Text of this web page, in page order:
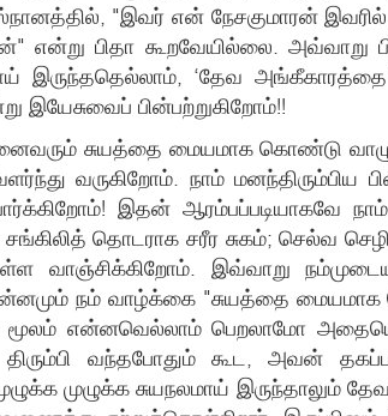
"இவர் என் நேசகுமாரன் இவரில்
பிதா கூறவேயில்லை. அவ்வாறு
இருந்ததெல்லாம், ‘தேவ
இயேசுவைப் பின்பற்றுகிறோம்!!
சுயத்தை மையமாக கொண்டு
வருகிறோம். நாம் மனந்திரும்பிய
இதன் ஆரம்பப்படியாகவே
தொடராக சரீர சுகம்; செல்வ
வாஞ்சிக்கிறோம். இவ்வாறு
நம் வாழ்க்கை "சுயத்தை
என்னவெல்லாம் பெறலாமோ
திரும்பி வந்தபோதும் கூட, அவன்
முழுக்க சுயநலமாய்